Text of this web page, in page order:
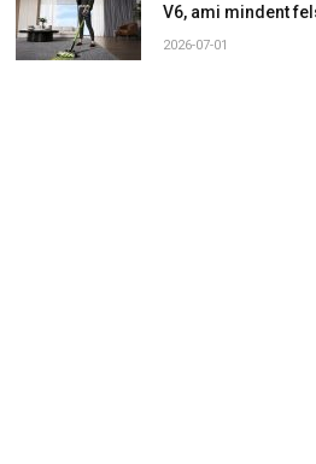
V6, ami mindent
2026-07-01